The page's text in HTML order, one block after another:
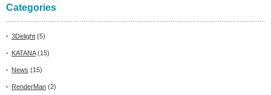
Categories
3Delight (5)
KATANA(15)
News (15)
RenderMan (2)